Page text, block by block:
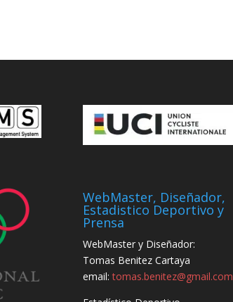
WebMaster, Diseñador,
Estadistico Deportivo y
Prensa
WebMaster y Diseñador:
Tomas Benitez Cartaya
email:tomas.benitez@gmail.com